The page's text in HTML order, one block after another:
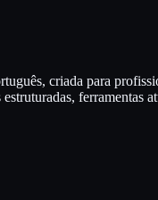
criada para
ferramentas